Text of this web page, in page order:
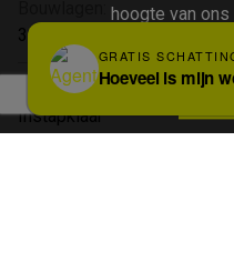
hoogte van ons
3
Algemene staat:
Instapklaar